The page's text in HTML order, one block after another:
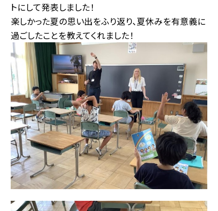
トにして発表しました！
楽しかった夏の思い出をふり返り、夏休みを有意義に
過ごしたことを教えてくれました！